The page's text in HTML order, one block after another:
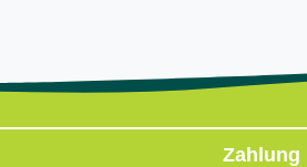
Zahlung